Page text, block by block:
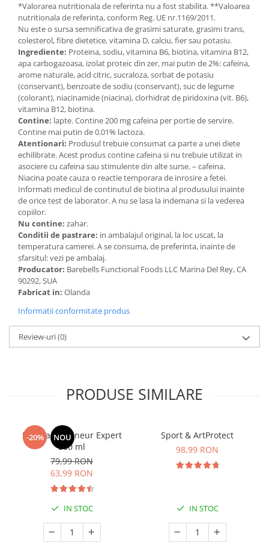
*Valorarea nutritionala de referinta nu a fost stabilita. **Valoarea
nutritionala de referinta, conform Reg. UE nr.1169/2011.
Nu este o sursa semnificativa de grasimi saturate, grasimi trans,
colesterol, fibre dietetice, vitamina D, calciu, fier sau potasiu.
Ingrediente: Proteina, sodiu, vitamina B6, biotina, vitamina B12,
apa carbogazoasa, izolat proteic din zer, mai putin de 2%: cafeina,
arome naturale, acid citric, sucraloza, sorbat de potasiu
(conservant), benzoate de sodiu (conservant), suc de legume
(colorant), niacinamide (niacina), clorhidrat de piridoxina (vit. B6),
vitamina B12, biotina.
Contine: lapte. Contine 200 mg cafeina per portie de servire.
Contine mai putin de 0.01% lactoza.
Atentionari: Produsul trebuie consumat ca parte a unei diete
echilibrate. Acest produs contine cafeina si nu trebuie utilizat in
asociere cu cafeina sau stimulente din alte surse. – cafeina.
Niacina poate cauza o reactie temporara de inrosire a fetei.
Informati medicul de continutul de biotina al produsului inainte
de orice test de laborator. A nu se lasa la indemana si la vederea
copiilor.
Nu contine: zahar.
Conditii de pastrare: in ambalajul original, la loc uscat, la
temperatura camerei. A se consuma, de preferinta, inainte de
sfarsitul: vezi pe ambalaj.
Producator: Barebells Functional Foods LLC Marina Del Rey, CA
90292, SUA
Fabricat in: Olanda
Informatii conformitate produs
Review-uri(0)
PRODUSE SIMILARE
-20% NOU
Manhaē Draineur Expert
500 ml
79,99 RON
63,99 RON
IN STOC
Sport & ArtProtect
98,99 RON
IN STOC